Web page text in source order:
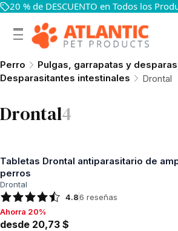
Perro
Pulgas, garrapatas y
Desparasitantes intestinales
Drontal
Drontal4
Tabletas Drontal antiparasitario de
perros
Drontal
4.86 reseñas
Ahorra 20%, desde 20,73 $
Ahorra 20%
desde 20,73 $